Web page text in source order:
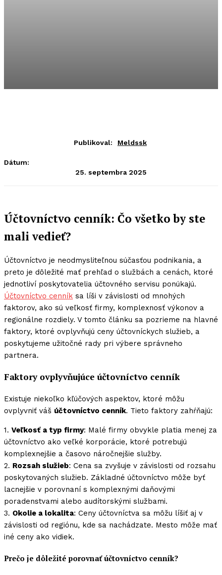
Publikoval: Meldssk
Dátum:
25. septembra 2025
Účtovníctvo cenník: Čo všetko by ste
mali vedieť?
Účtovníctvo je neodmysliteľnou súčasťou podnikania, a
preto je dôležité mať prehľad o službách a cenách, ktoré
jednotliví poskytovatelia účtovného servisu ponúkajú.
Účtovníctvo cenník sa líši v závislosti od mnohých
faktorov, ako sú veľkosť firmy, komplexnosť výkonov a
regionálne rozdiely. V tomto článku sa pozrieme na hlavné
faktory, ktoré ovplyvňujú ceny účtovníckych služieb, a
poskytujeme užitočné rady pri výbere správneho
partnera.
Faktory ovplyvňujúce účtovníctvo cenník
Existuje niekoľko kľúčových aspektov, ktoré môžu
ovplyvniť váš účtovníctvo cenník. Tieto faktory zahŕňajú:
1. Veľkosť a typ firmy: Malé firmy obvykle platia menej za
účtovníctvo ako veľké korporácie, ktoré potrebujú
komplexnejšie a časovo náročnejšie služby.
2. Rozsah služieb: Cena sa zvyšuje v závislosti od rozsahu
poskytovaných služieb. Základné účtovníctvo môže byť
lacnejšie v porovnaní s komplexnými daňovými
poradenstvami alebo audítorskými službami.
3. Okolie a lokalita: Ceny účtovníctva sa môžu líšiť aj v
závislosti od regiónu, kde sa nachádzate. Mesto môže mať
iné ceny ako vidiek.
Prečo je dôležité porovnať účtovníctvo cenník?